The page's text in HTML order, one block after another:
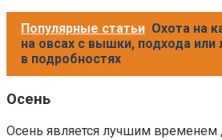
Популярные статьи Охота на
на овсах с вышки, подхода или
в подробностях
Осень
Осень является лучшим временем